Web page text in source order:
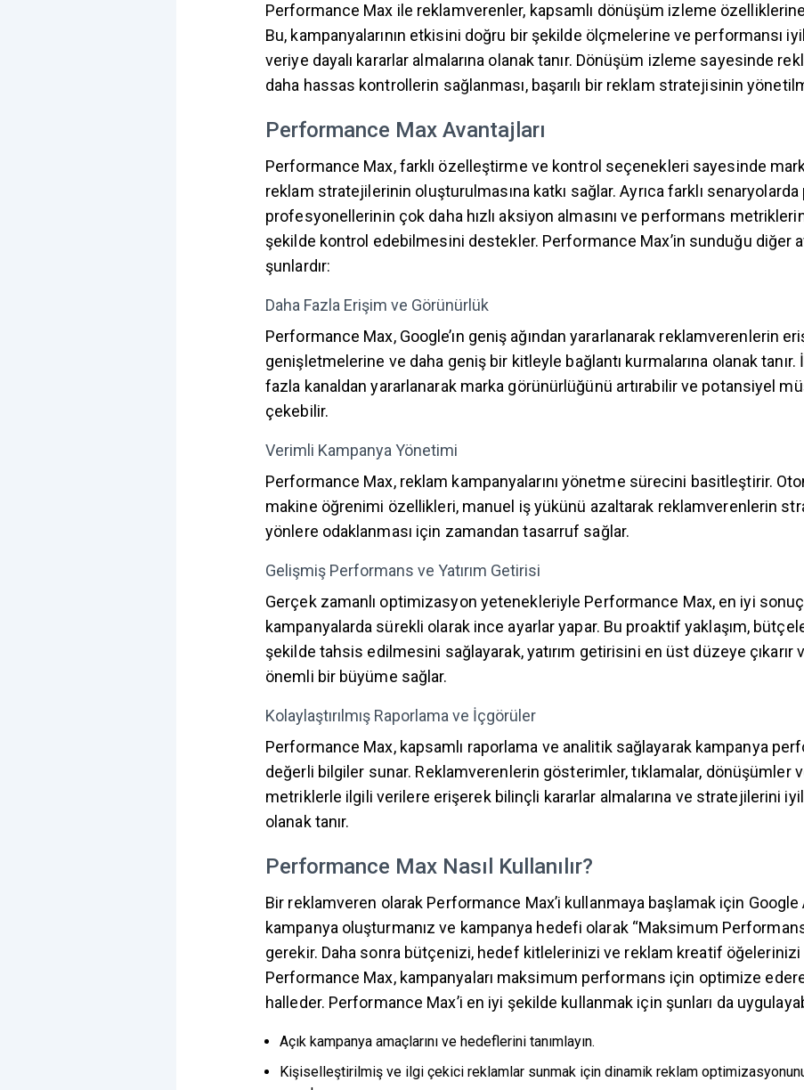
Performance Max ile reklamverenler, kapsamlı dönüşüm izleme
Bu, kampanyalarının etkisini doğru bir şekilde ölçmelerine ve performansı
veriye dayalı kararlar almalarına olanak tanır. Dönüşüm izleme sayesinde
daha hassas kontrollerin sağlanması, başarılı bir reklam stratejisinin
Performance Max Avantajları
Performance Max, farklı özelleştirme ve kontrol seçenekleri sayesinde
reklam stratejilerinin oluşturulmasına katkı sağlar. Ayrıca farklı senaryolarda
profesyonellerinin çok daha hızlı aksiyon almasını ve performans
şekilde kontrol edebilmesini destekler. Performance Max’in sunduğu diğer
şunlardır:
Daha Fazla Erişim ve Görünürlük
Performance Max, Google’ın geniş ağından yararlanarak reklamverenlerin
genişletmelerine ve daha geniş bir kitleyle bağlantı kurmalarına olanak
fazla kanaldan yararlanarak marka görünürlüğünü artırabilir ve potansiyel
çekebilir.
Verimli Kampanya Yönetimi
Performance Max, reklam kampanyalarını yönetme sürecini basitleştirir.
makine öğrenimi özellikleri, manuel iş yükünü azaltarak reklamverenlerin
yönlere odaklanması için zamandan tasarruf sağlar.
Gelişmiş Performans ve Yatırım Getirisi
Gerçek zamanlı optimizasyon yetenekleriyle Performance Max, en iyi
kampanyalarda sürekli olarak ince ayarlar yapar. Bu proaktif yaklaşım,
şekilde tahsis edilmesini sağlayarak, yatırım getirisini en üst düzeye çıkarır
önemli bir büyüme sağlar.
Kolaylaştırılmış Raporlama ve İçgörüler
Performance Max, kapsamlı raporlama ve analitik sağlayarak kampanya
değerli bilgiler sunar. Reklamverenlerin gösterimler, tıklamalar, dönüşümler
metriklerle ilgili verilere erişerek bilinçli kararlar almalarına ve stratejilerini
olanak tanır.
Performance Max Nasıl Kullanılır?
Bir reklamveren olarak Performance Max’i kullanmaya başlamak için Google
kampanya oluşturmanız ve kampanya hedefi olarak “Maksimum
gerekir. Daha sonra bütçenizi, hedef kitlelerinizi ve reklam kreatif
Performance Max, kampanyaları maksimum performans için optimize
halleder. Performance Max’i en iyi şekilde kullanmak için şunları da
Açık kampanya amaçlarını ve hedeflerini tanımlayın.
Kişiselleştirilmiş ve ilgi çekici reklamlar sunmak için dinamik reklam